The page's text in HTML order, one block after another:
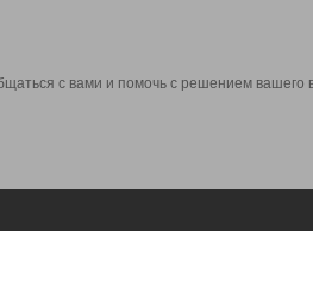
с вами и помочь с решением вашего